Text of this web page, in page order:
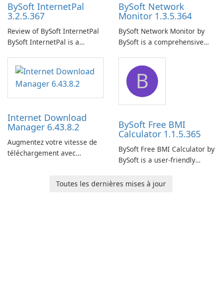
BySoft InternetPal
3.2.5.367
Review of BySoft InternetPal
BySoft InternetPal is a
application designed to
monitor your internet
connection and provide real-
time insights into its
BySoft Network
Monitor 1.3.5.364
BySoft Network Monitor by
BySoft is a comprehensive
designed to help businesses
effectively manage their
network infrastructure.
Internet Download
Manager 6.43.8.2
Augmentez votre vitesse de
téléchargement avec
B
BySoft Free BMI
Calculator 1.1.5.365
BySoft Free BMI Calculator by
BySoft is a user-friendly
designed to help you
Toutes les dernières mises à jour